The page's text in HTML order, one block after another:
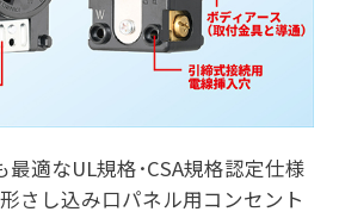
適なUL規格･CSA規格認定仕様
さし込み口パネル用コンセント